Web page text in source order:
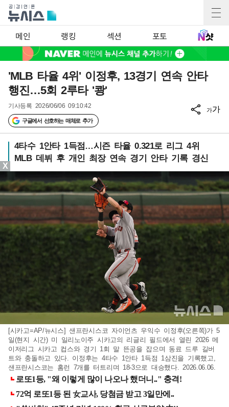
메인 랭킹 섹션 포토
'MLB 타율 4위' 이정후, 13경기 연속 안타
행진…5회 2루타 '쾅'
기사등록 2026/06/06 09:10:42
구글에서 선호하는 매체로 추가
가가
4타수 1안타 1득점…시즌 타율 0.321로 리그 4위
MLB 데뷔 후 개인 최장 연속 경기 안타 기록 경신
[시카고=AP/뉴시스] 샌프란시스코 자이언츠 우익수 이정후(오른쪽)가 5
일(현지 시간) 미 일리노이주 시카고의 리글리 필드에서 열린 2026 메
이저리그 시카고 컵스와 경기 1회 말 뜬공을 잡으며 동료 드루 길버
트와 충돌하고 있다. 이정후는 4타수 1안타 1득점 1삼진을 기록했고,
샌프란시스코는 홈런 7개를 터트리며 18-3으로 대승했다. 2026.06.06.
X